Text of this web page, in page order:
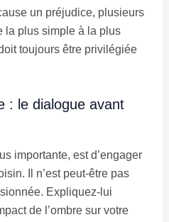
un préjudice, plusieurs
la plus simple à la plus
toujours être privilégiée
: le dialogue avant
importante, est d’engager
Il n’est peut-être pas
Expliquez-lui
de l’ombre sur votre